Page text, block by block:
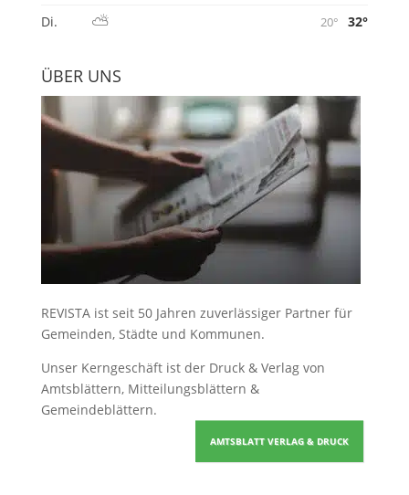
Di.
⛅ 20° 32°
ÜBER UNS
REVISTA ist seit 50 Jahren zuverlässiger Partner für
Gemeinden, Städte und Kommunen.
Unser Kerngeschäft ist der Druck & Verlag von
Amtsblättern, Mitteilungsblättern &
Gemeindeblättern.
AMTSBLATT VERLAG & DRUCK